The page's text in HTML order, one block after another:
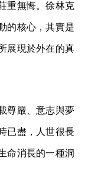
重無悔。徐林克
的核心，其實是
展現於外在的真
尊嚴、意志與夢
已盡，人世很長
命消長的一種洞